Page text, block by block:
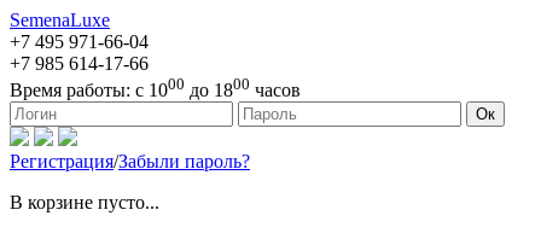
SemenaLuxe
+7 495 971-66-04
+7 985 614-17-66
Время работы: с 1000 до 1800 часов
127473, г. Москва, ул. Краснопролетарская, д. 16, стр. 1 Ок
Регистрация/Забыли пароль?
В корзине пусто...